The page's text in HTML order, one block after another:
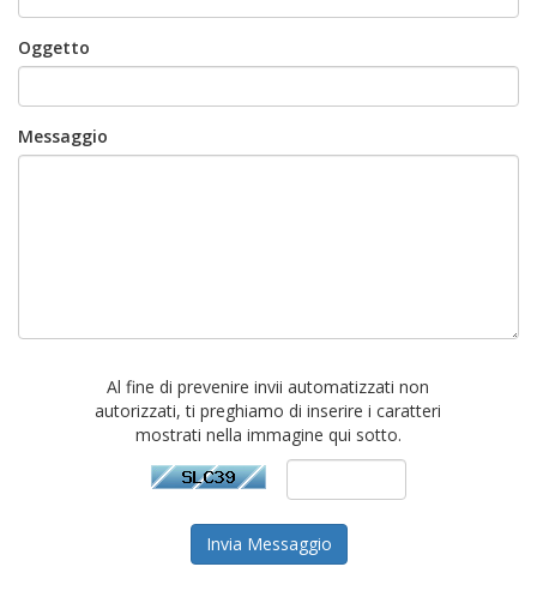
Oggetto
Messaggio
Al fine di prevenire invii automatizzati non
autorizzati, ti preghiamo di inserire i caratteri
mostrati nella immagine qui sotto.
Invia Messaggio